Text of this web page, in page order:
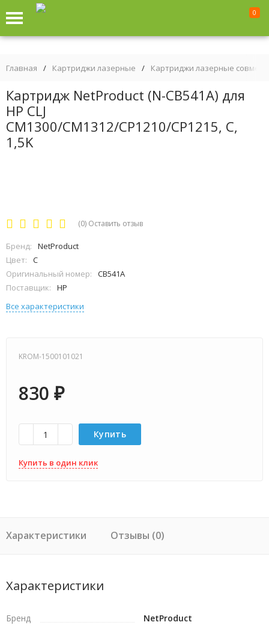
0
Главная / Картриджи лазерные / Картриджи лазерные
Картридж NetProduct (N-CB541A) для
HP CLJ
CM1300/CM1312/CP1210/CP1215, C,
1,5K
(0) Оставить отзыв
Бренд:
NetProduct
Цвет:
C
Оригинальный номер:
CB541A
Поставщик:
HP
Все характеристики
KROM-1500101021
830 ₽
Купить
Купить в один клик
Характеристики Отзывы (0)
Характеристики
Бренд NetProduct